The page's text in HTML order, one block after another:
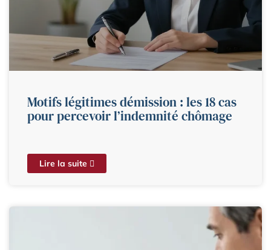
Motifs légitimes démission : les 18 cas
pour percevoir l’indemnité chômage
Lire la suite